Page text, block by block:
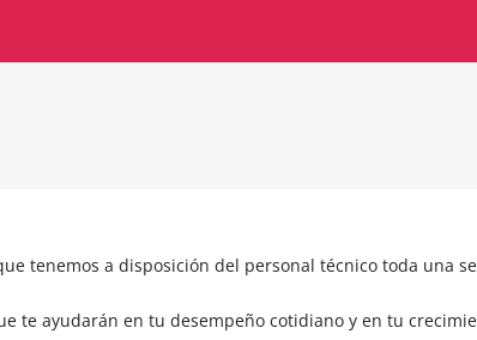
tenemos a disposición del personal técnico toda una
te ayudarán en tu desempeño cotidiano y en tu